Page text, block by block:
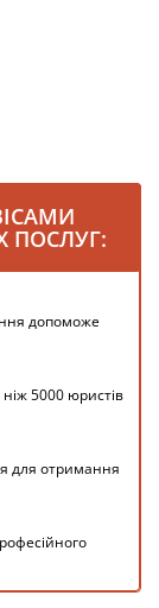
допоможе
5000 юристів
для отримання